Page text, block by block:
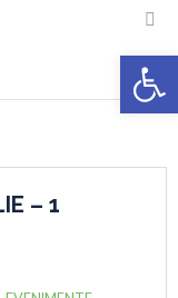

– 1
Deschide